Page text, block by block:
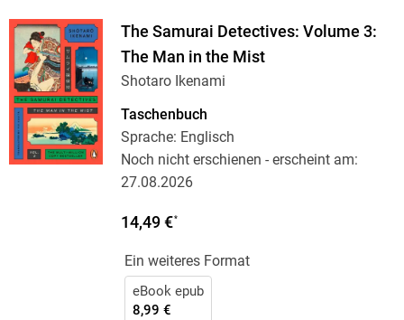
The Samurai Detectives: Volume 3:
The Man in the Mist
Shotaro Ikenami
Taschenbuch
Sprache: Englisch
Noch nicht erschienen - erscheint am:
27.08.2026
14,49 €*
Ein weiteres Format
eBook epub
8,99 €